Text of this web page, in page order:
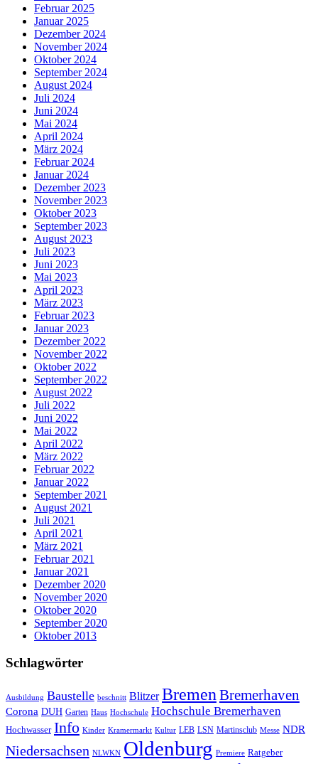
Februar 2025
Januar 2025
Dezember 2024
November 2024
Oktober 2024
September 2024
August 2024
Juli 2024
Juni 2024
Mai 2024
April 2024
März 2024
Februar 2024
Januar 2024
Dezember 2023
November 2023
Oktober 2023
September 2023
August 2023
Juli 2023
Juni 2023
Mai 2023
April 2023
März 2023
Februar 2023
Januar 2023
Dezember 2022
November 2022
Oktober 2022
September 2022
August 2022
Juli 2022
Juni 2022
Mai 2022
April 2022
März 2022
Februar 2022
Januar 2022
September 2021
August 2021
Juli 2021
April 2021
März 2021
Februar 2021
Januar 2021
Dezember 2020
November 2020
Oktober 2020
September 2020
Oktober 2013
Schlagwörter
Ausbildung Baustelle beschnitt Blitzer Bremen Bremerhaven
Corona DUH Garten Haus Hochschule Hochschule Bremerhaven
Hochwasser Info Kinder Kramermarkt Kultur LEB LSN Martinsclub Messe NDR
Niedersachsen NLWKN Oldenburg Premiere Ratgeber